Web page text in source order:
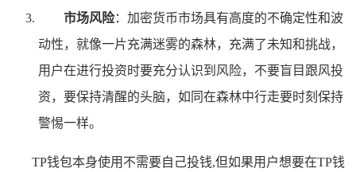
市场风险：加密货币市场具有高度的不确定性和波
动性，就像一片充满迷雾的森林，充满了未知和挑战，
用户在进行投资时要充分认识到风险，不要盲目跟风投
资，要保持清醒的头脑，如同在森林中行走要时刻保持
警惕一样。
TP钱包本身使用不需要自己投钱,但如果用户想要在TP钱